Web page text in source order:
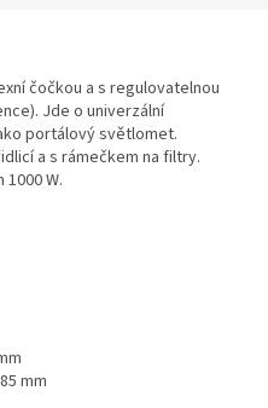
čočkou a s regulovatelnou
Jde o univerzální
portálový světlomet.
a s rámečkem na filtry.
W.
mm